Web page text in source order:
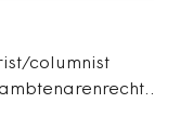
en
door een
Unie.
columnist
bij elkaar.